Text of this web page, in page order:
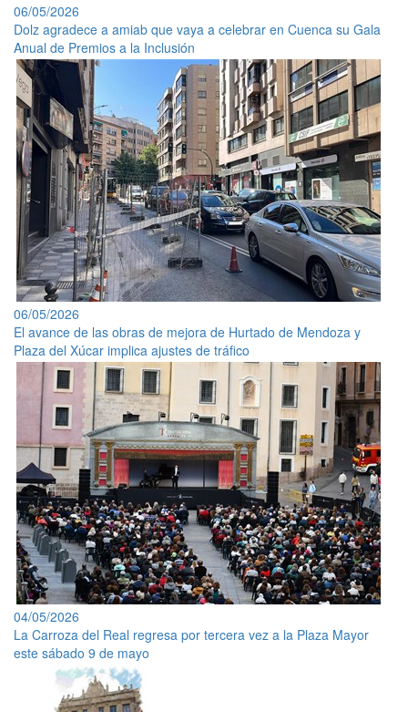
06/05/2026
Dolz agradece a amiab que vaya a celebrar en Cuenca su Gala
Anual de Premios a la Inclusión
06/05/2026
El avance de las obras de mejora de Hurtado de Mendoza y
Plaza del Xúcar implica ajustes de tráfico
04/05/2026
La Carroza del Real regresa por tercera vez a la Plaza Mayor
este sábado 9 de mayo